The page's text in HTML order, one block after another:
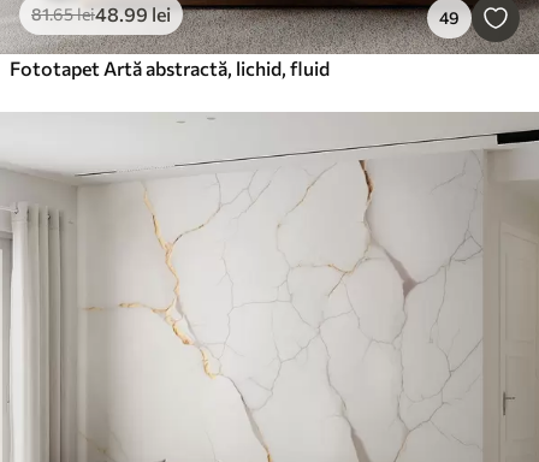
81.65lei48.99 lei 49
Fototapet Artă abstractă, lichid, fluid